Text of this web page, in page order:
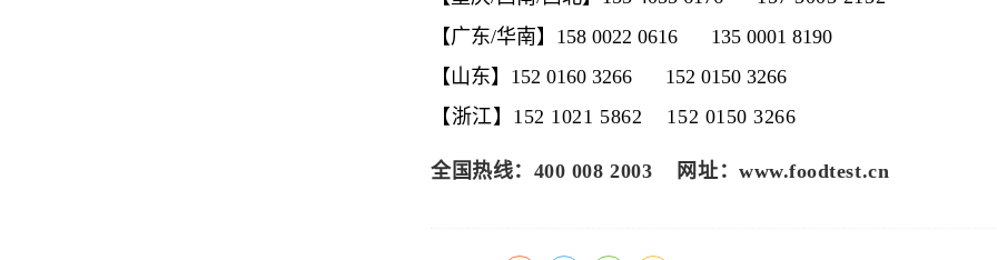
【广东/华南】 158 0022 0616 135 0001 8190
【山东】 152 0160 3266 152 0150 3266
【浙江】152 1021 5862 152 0150 3266
全国热线：400 008 2003 网址：www.foodtest.cn